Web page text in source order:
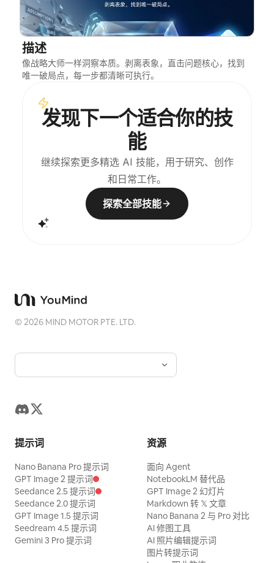
博客
更新
描述
像战略大师一样洞察本质。剥离表象，直击问题核心，找到
唯一破局点，每一步都清晰可执行。
发现下一个适合你的技
能
继续探索更多精选 AI 技能，用于研究、创作
和日常工作。
探索全部技能
©2026 MIND MOTOR PTE. LTD.
提示词
Nano Banana Pro 提示词
GPT Image 2 提示词
Seedance 2.5 提示词
Seedance 2.0 提示词
GPT Image 1.5 提示词
Seedream 4.5 提示词
Gemini 3 Pro 提示词
资源
面向 Agent
NotebookLM 替代品
GPT Image 2 幻灯片
Markdown 转 𝕏 文章
Nano Banana 2 与 Pro 对比
AI 修图工具
AI 照片编辑提示词
图片转提示词